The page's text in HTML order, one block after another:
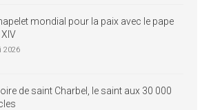
mondial pour la paix avec le pape
XIV
2026
de saint Charbel, le saint aux 30 000